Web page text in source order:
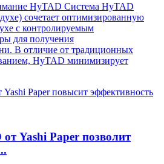
HyTAD Система HyTAD
сочетает оптимизированную
с контролируемым
для получения
В отличие от традиционных
HyTAD минимизирует
Yashi Paper позволит